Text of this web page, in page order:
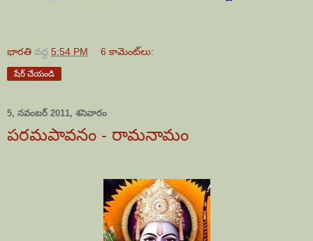
భారతి వద్ద 5:54 PM 6 కామెంట్‌లు:
షేర్ చేయండి
5, నవంబర్ 2011, శనివారం
పరమపావనం - రామనామం